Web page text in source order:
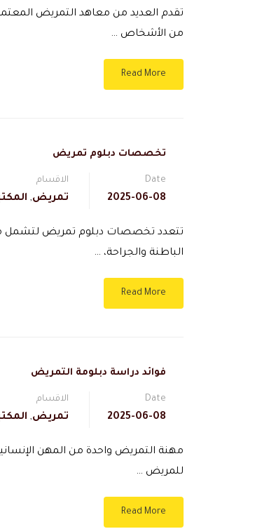
تقدم العديد من معاهد التمريض
من الأشخاص …
Read More
تخصصات دبلوم تمريض
Date
2025-06-08
الاقسام
تمريض,
تتعدد تخصصات دبلوم تمريض لتشمل
الباطنة والجراحة، …
Read More
فوائد دراسة دبلومة التمريض
Date
2025-06-08
الاقسام
تمريض,
مهنة التمريض واحدة من المهن
للمريض …
Read More